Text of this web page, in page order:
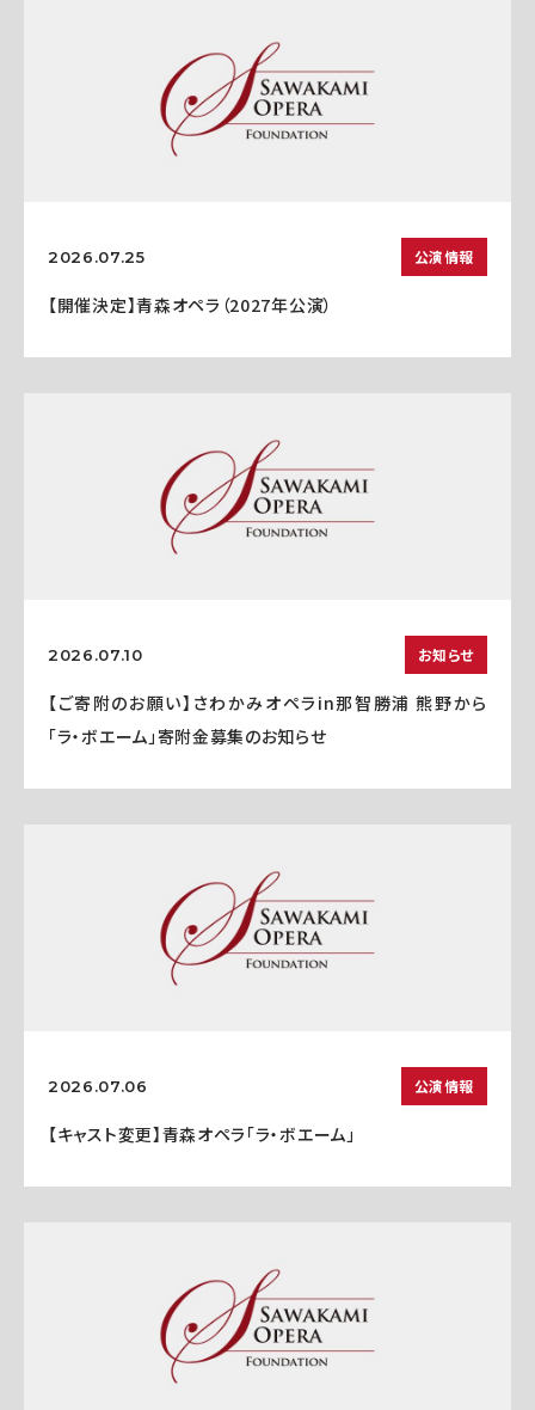
2026.07.25 公演情報
【開催決定】青森オペラ（2027年公演）
2026.07.10 お知らせ
【ご寄附のお願い】さわかみオペラin那智勝浦 熊野から
「ラ・ボエーム」寄附金募集のお知らせ
2026.07.06 公演情報
【キャスト変更】青森オペラ「ラ・ボエーム」